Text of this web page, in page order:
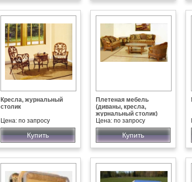
Кресла, журнальный
столик
Цена: по запросу
Купить
Плетеная мебель
(диваны, кресла,
журнальный столик)
Цена: по запросу
Купить